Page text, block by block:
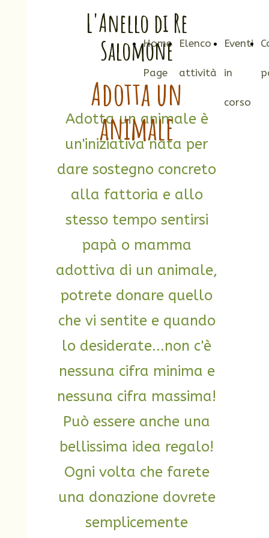
L'Anello di Re
Salomone
Home
Page
Elenco
attività
Eventi
in
corso
Adotta un
animale
Adotta un animale è
un'iniziativa nata per
dare sostegno concreto
alla fattoria e allo
stesso tempo sentirsi
papà o mamma
adottiva di un animale,
potrete donare quello
che vi sentite e quando
lo desiderate...non c'è
nessuna cifra minima e
nessuna cifra massima!
Può essere anche una
bellissima idea regalo!
Ogni volta che farete
una donazione dovrete
semplicemente